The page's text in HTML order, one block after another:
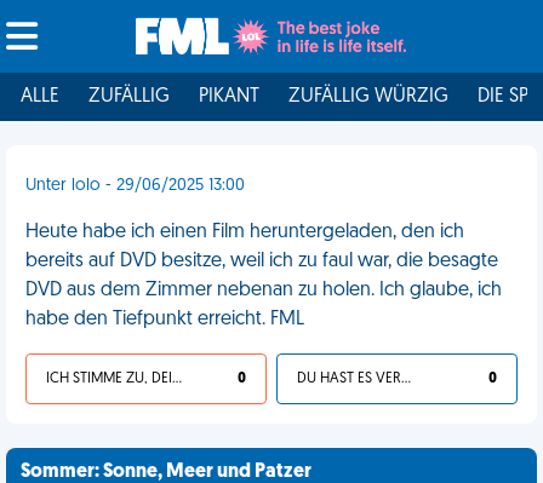
ALLE ZUFÄLLIG PIKANT ZUFÄLLIG WÜRZIG DIE
Unter lolo - 29/06/2025 13:00
Heute habe ich einen Film heruntergeladen, den ich
bereits auf DVD besitze, weil ich zu faul war, die besagte
DVD aus dem Zimmer nebenan zu holen. Ich glaube, ich
habe den Tiefpunkt erreicht. FML
ICH STIMME ZU, DEIN LEBEN IST SCHEISSE 0 DU HAST ES VERDIENT 0
Sommer: Sonne, Meer und Patzer